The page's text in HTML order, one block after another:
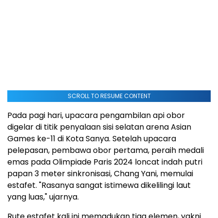
SCROLL TO RESUME CONTENT
Pada pagi hari, upacara pengambilan api obor
digelar di titik penyalaan sisi selatan arena Asian
Games ke-11 di Kota Sanya. Setelah upacara
pelepasan, pembawa obor pertama, peraih medali
emas pada Olimpiade Paris 2024 loncat indah putri
papan 3 meter sinkronisasi, Chang Yani, memulai
estafet. "Rasanya sangat istimewa dikelilingi laut
yang luas," ujarnya.